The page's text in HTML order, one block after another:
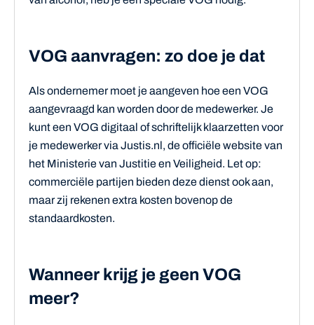
VOG aanvragen: zo doe je dat
Als ondernemer moet je aangeven hoe een VOG
aangevraagd kan worden door de medewerker. Je
kunt een VOG digitaal of schriftelijk klaarzetten voor
je medewerker via Justis.nl, de officiële website van
het Ministerie van Justitie en Veiligheid. Let op:
commerciële partijen bieden deze dienst ook aan,
maar zij rekenen extra kosten bovenop de
standaardkosten.
Wanneer krijg je geen VOG
meer?